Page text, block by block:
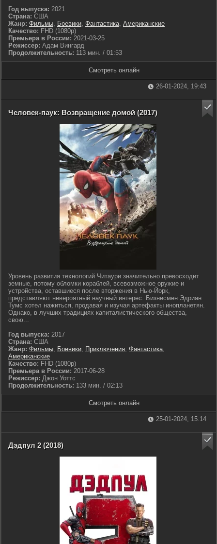
Год выпуска: 2021
Страна: США
Жанр: Фильмы, Боевики, Фантастика, Американские
Качество: FHD (1080p)
Премьера в России: 2021-03-25
Режиссер: Адам Вингард
Продолжительность: 113 мин. / 01:53
Смотреть онлайн
26-01-2024, 19:43
Человек-паук: Возвращение домой (2017)
Уровень развития технологий Читаури значительно превосходит
земные, потому обломки кораблей, всевозможное оружие и
устройства, оставшиеся после вторжения в Нью-Йорк,
представляют невероятный научный интерес. Бизнесмен Эдриан
Тумс хотел нажиться, продавая и изучая артефакты инопланетян.
Однако, в лучших традициях капиталистического общества,
свою...
Год выпуска: 2017
Страна: США
Жанр: Фильмы, Боевики, Приключения, Фантастика,
Американские
Качество: FHD (1080p)
Премьера в России: 2017-06-28
Режиссер: Джон Уоттс
Продолжительность: 133 мин. / 02:13
Смотреть онлайн
25-01-2024, 15:14
Дэдпул 2 (2018)